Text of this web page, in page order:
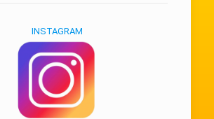
INSTAGRAM